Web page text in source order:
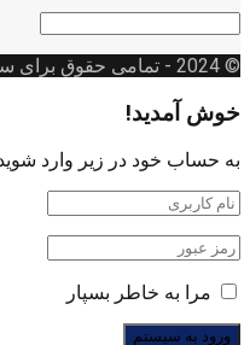
دسته
© 2024
- تمامی حقوق برای
خوش آمدید!
به حساب خود در زیر وارد
مرا به خاطر بسپار